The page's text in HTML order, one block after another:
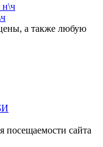
а также любую
посещаемости сайта